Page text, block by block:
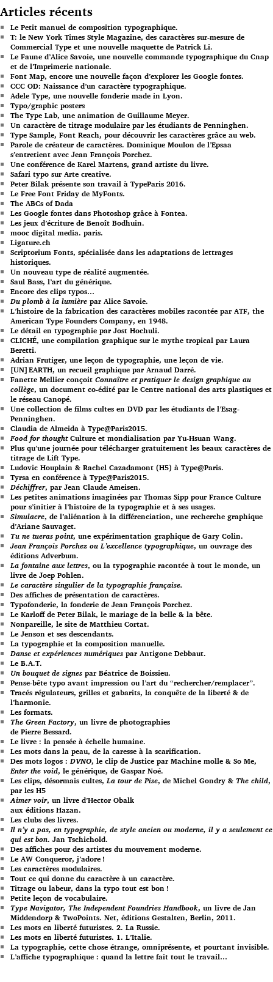
Articles récents
Le Petit manuel de composition typographique.
T: le New York Times Style Magazine, des caractères sur-mesure de
Commercial Type et une nouvelle maquette de Patrick Li.
Le Faune d’Alice Savoie, une nouvelle commande typographique du Cnap
et de l’Imprimerie nationale.
Font Map, encore une nouvelle façon d’explorer les Google fontes.
CCC OD: Naissance d’un caractère typographique.
Adele Type, une nouvelle fonderie made in Lyon.
Typo/graphic posters
The Type Lab, une animation de Guillaume Meyer.
Un caractère de titrage modulaire par les étudiants de Penninghen.
Type Sample, Font Reach, pour découvrir les caractères grâce au web.
Parole de créateur de caractères. Dominique Moulon de l’Epsaa
s’entretient avec Jean François Porchez.
Une conférence de Karel Martens, grand artiste du livre.
Safari typo sur Arte creative.
Peter Bilak présente son travail à TypeParis 2016.
Le Free Font Friday de MyFonts.
The ABCs of Dada
Les Google fontes dans Photoshop grâce à Fontea.
Les jeux d’écriture de Benoît Bodhuin.
mooc digital media. paris.
Ligature.ch
Scriptorium Fonts, spécialisée dans les adaptations de lettrages
historiques.
Un nouveau type de réalité augmentée.
Saul Bass, l’art du générique.
Encore des clips typos…
Du plomb à la lumière par Alice Savoie.
L’histoire de la fabrication des caractères mobiles racontée par ATF, the
American Type Founders Company, en 1948.
Le détail en typographie par Jost Hochuli.
CLICHÉ, une compilation graphique sur le mythe tropical par Laura
Beretti.
Adrian Frutiger, une leçon de typographie, une leçon de vie.
[UN]EARTH, un recueil graphique par Arnaud Darré.
Fanette Mellier conçoit Connaître et pratiquer le design graphique au
collège, un document co-édité par le Centre national des arts plastiques et
le réseau Canopé.
Une collection de films cultes en DVD par les étudiants de l’Esag-
Penninghen.
Claudia de Almeida à Type@Paris2015.
Food for thoughtCulture et mondialisation par Yu-Hsuan Wang.
Plus qu’une journée pour télécharger gratuitement les beaux caractères de
titrage de Lift Type.
Ludovic Houplain & Rachel Cazadamont (H5) à Type@Paris.
Tyrsa en conférence à Type@Paris2015.
Déchiffrer, par Jean Claude Ameisen.
Les petites animations imaginées par Thomas Sipp pour France Culture
pour s’initier à l’histoire de la typographie et à ses usages.
Simulacre, de l’aliénation à la différenciation, une recherche graphique
d’Ariane Sauvaget.
Tu ne tueras point, une expérimentation graphique de Gary Colin.
Jean François Porchez ou L’excellence typographique, un ouvrage des
éditions Adverbum.
La fontaine aux lettres, ou la typographie racontée à tout le monde, un
livre de Joep Pohlen.
Le caractère singulier de la typographie française.
Des affiches de présentation de caractères.
Typofonderie, la fonderie de Jean François Porchez.
Le Karloff de Peter Bilak, le mariage de la belle & la bête.
Nonpareille, le site de Matthieu Cortat.
Le Jenson et ses descendants.
La typographie et la composition manuelle.
Danse et expériences numériques par Antigone Debbaut.
Le B.A.T.
Un bouquet de signes par Béatrice de Boissieu.
Pense-bête typo avant impression ou l’art du “rechercher/remplacer”.
Tracés régulateurs, grilles et gabarits, la conquête de la liberté & de
l’harmonie.
Les formats.
The Green Factory, un livre de photographies
de Pierre Bessard.
Le livre : la pensée à échelle humaine.
Les mots dans la peau, de la caresse à la scarification.
Des mots logos :DVNO, le clip de Justice par Machine molle & So Me,
Enter the void, le générique, de Gaspar Noé.
Les clips, désormais cultes,La tour de Pise, de Michel Gondry & The child,
par les H5
Aimer voir, un livre d’Hector Obalk
aux éditions Hazan.
Les clubs des livres.
Il n’y a pas, en typographie, de style ancien ou moderne, il y a seulement ce
qui est bon. Jan Tschichold.
Des affiches pour des artistes du mouvement moderne.
Le AW Conqueror, j’adore !
Les caractères modulaires.
Tout ce qui donne du caractère à un caractère.
Titrage ou labeur, dans la typo tout est bon !
Petite leçon de vocabulaire.
Type Navigator, The Independent Foundries Handbook, un livre de Jan
Middendorp & TwoPoints. Net, éditions Gestalten, Berlin, 2011.
Les mots en liberté futuristes. 2. La Russie.
Les mots en liberté futuristes. 1. L’Italie.
La typographie, cette chose étrange, omniprésente, et pourtant invisible.
L’affiche typographique : quand la lettre fait tout le travail…